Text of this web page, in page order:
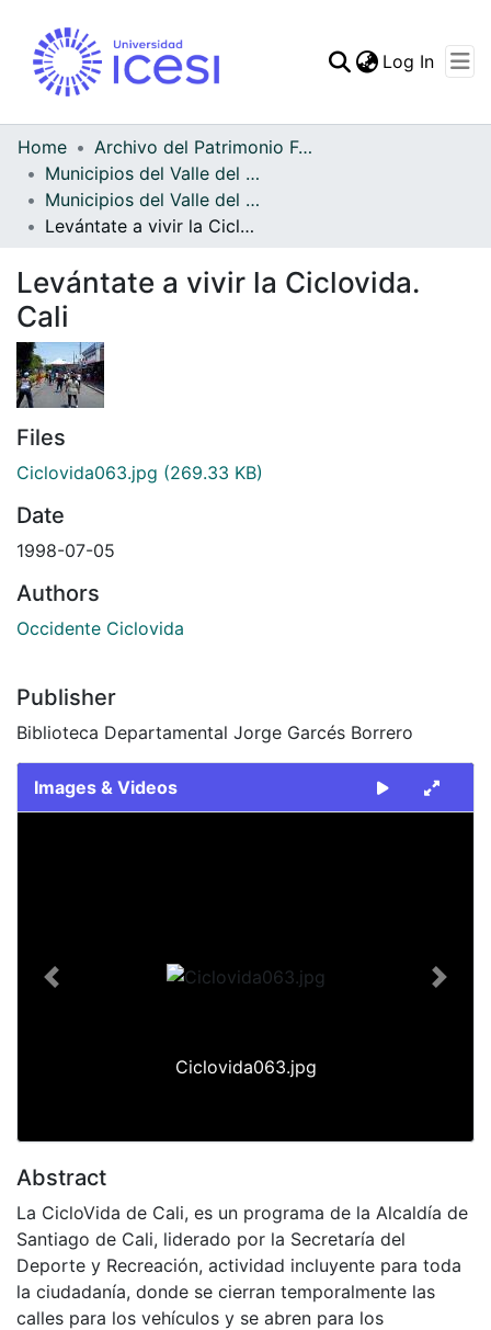
Log In
Home
Archivo del Patrimonio Fotográfico y Fílmico del Valle del Cauca
Municipios del Valle del Cauca
Municipios del Valle del Cauca
Levántate a vivir la Ciclovida. Cali
Levántate a vivir la Ciclovida.
Cali
Files
Ciclovida063.jpg (269.33 KB)
Date
1998-07-05
Authors
Occidente Ciclovida
Publisher
Biblioteca Departamental Jorge Garcés Borrero
Images & Videos
Ciclovida063.jpg
Previous Next
Abstract
La CicloVida de Cali, es un programa de la Alcaldía de
Santiago de Cali, liderado por la Secretaría del
Deporte y Recreación, actividad incluyente para toda
la ciudadanía, donde se cierran temporalmente las
calles para los vehículos y se abren para los